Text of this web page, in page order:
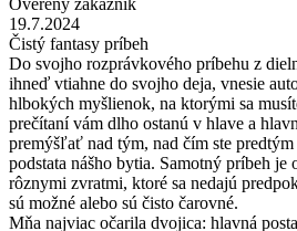
19.7.2024
Čistý fantasy príbeh
Do svojho rozprávkového príbehu z
ihneď vtiahne do svojho deja, vnesie
hlbokých myšlienok, na ktorými sa
prečítaní vám dlho ostanú v hlave a
premýšľať nad tým, nad čím ste
podstata nášho bytia. Samotný príbeh je
rôznymi zvratmi, ktoré sa nedajú
sú možné alebo sú čisto čarovné.
Mňa najviac očarila dvojica: hlavná